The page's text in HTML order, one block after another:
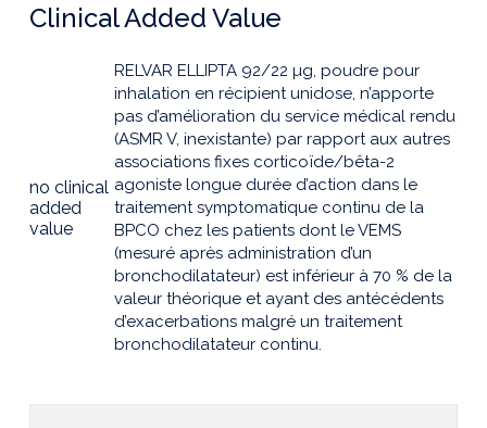
Clinical Added Value
no clinical
added
value
RELVAR ELLIPTA 92/22 µg, poudre pour
inhalation en récipient unidose, n’apporte
pas d’amélioration du service médical rendu
(ASMR V, inexistante) par rapport aux autres
associations fixes corticoïde/bêta-2
agoniste longue durée d’action dans le
traitement symptomatique continu de la
BPCO chez les patients dont le VEMS
(mesuré après administration d’un
bronchodilatateur) est inférieur à 70 % de la
valeur théorique et ayant des antécédents
d’exacerbations malgré un traitement
bronchodilatateur continu.